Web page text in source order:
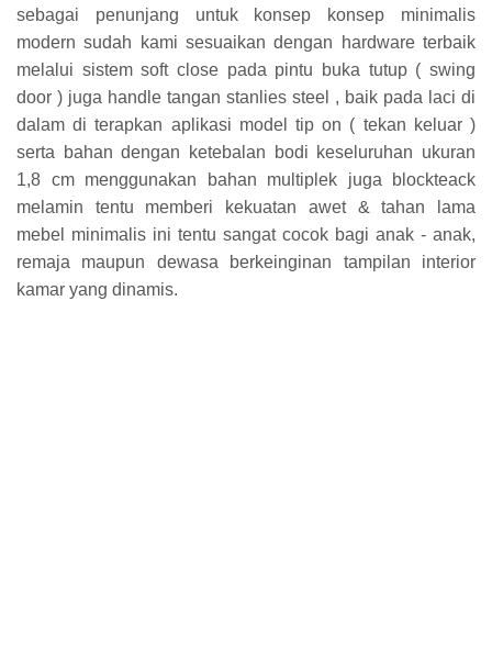
sebagai penunjang untuk konsep konsep minimalis
modern sudah kami sesuaikan dengan hardware terbaik
melalui sistem soft close pada pintu buka tutup ( swing
door ) juga handle tangan stanlies steel , baik pada laci di
dalam di terapkan aplikasi model tip on ( tekan keluar )
serta bahan dengan ketebalan bodi keseluruhan ukuran
1,8 cm menggunakan bahan multiplek juga blockteack
melamin tentu memberi kekuatan awet & tahan lama
mebel minimalis ini tentu sangat cocok bagi anak - anak,
remaja maupun dewasa berkeinginan tampilan interior
kamar yang dinamis.